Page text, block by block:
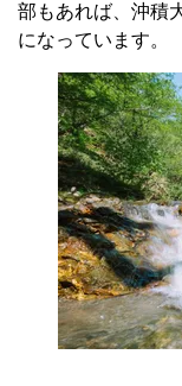
部もあれば、沖積
になっています。